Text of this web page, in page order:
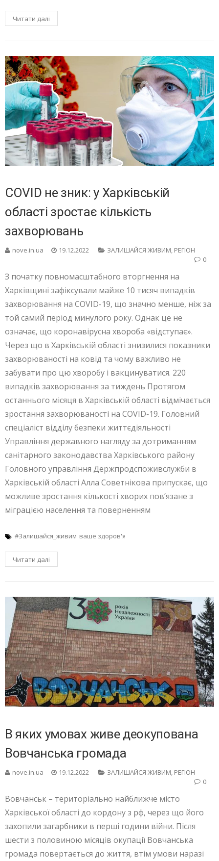
Читати далі
COVID не зник: у Харківській
області зростає кількість
захворювань
nove.in.ua 19.12.2022 ЗАЛИШАЙСЯ ЖИВИМ, РЕГІОН
0
З початку повномасштабного вторгнення на
Харківщині зафіксували майже 10 тисяч випадків
захворювання на COVID-19, що значно менше, ніж за
той самий період минулого року. Однак це не
означає, що коронавірусна хвороба «відступає».
Через що в Харківській області знизилися показники
захворюваності на ковід та чому важливо не
забувати про цю хворобу і вакцинуватися. 220
випадків захворювання за тиждень Протягом
останнього місяця в Харківській області відмічається
зростання захворюваності на COVID-19. Головний
спеціаліст відділу безпеки життєдіяльності
Управління державного нагляду за дотриманням
санітарного законодавства Харківського району
Головного управління Держпродспоживслужби в
Харківській області Алла Советнікова припускає, що
можливе зростання кількості хворих пов’язане з
міграцією населення та поверненням
#Залишайся_живим ваше здоров'я
Читати далі
В яких умовах живе деокупована
Вовчанська громада
nove.in.ua 19.12.2022 ЗАЛИШАЙСЯ ЖИВИМ, РЕГІОН
0
Вовчанськ – територіально найближче місто
Харківської області до кордону з рф, через що його
захопили загарбники в перші години війни. Після
шести з половиною місяців окупації Вовчанська
громада повертається до життя, втім умови наразі